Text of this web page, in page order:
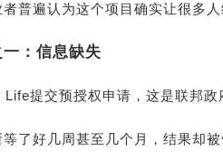
普遍认为这个项目确实让很多
：信息缺失
提交预授权申请，这是联邦政
了好几周甚至几个月，结果却